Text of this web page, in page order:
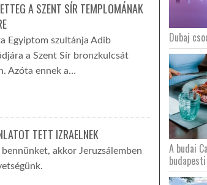
A SZENT SÍR TEMPLOMÁNAK
Egyiptom szultánja Adib
a Szent Sír bronzkulcsát
Azóta ennek a…
TETT IZRAELNEK
akkor Jeruzsálemben
Dubaj
A budai